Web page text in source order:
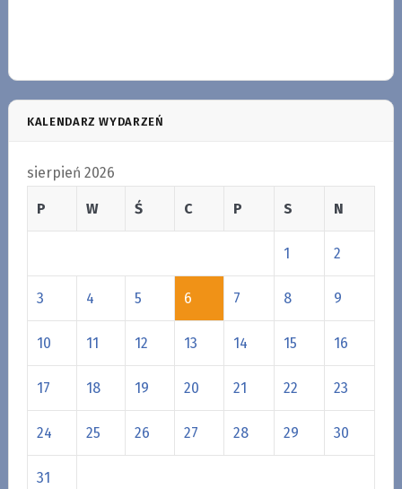
KALENDARZ WYDARZEŃ
sierpień 2026
P W Ś C P S N
1 2
3 4 5 6 7 8 9
10 11 12 13 14 15 16
17 18 19 20 21 22 23
24 25 26 27 28 29 30
31